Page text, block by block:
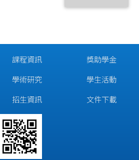
課程資訊
學術研究
招生資訊
獎助學金
學生活動
文件下載